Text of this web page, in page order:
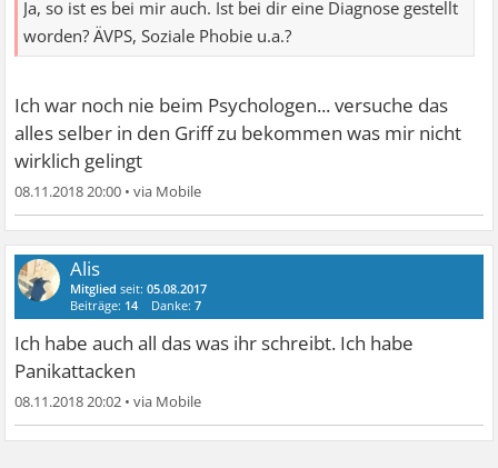
Ja, so ist es bei mir auch. Ist bei dir eine Diagnose gestellt
worden? ÄVPS, Soziale Phobie u.a.?
Ich war noch nie beim Psychologen... versuche das
alles selber in den Griff zu bekommen was mir nicht
wirklich gelingt
08.11.2018 20:00 •
Alis
Mitglied seit:05.08.2017
Beiträge: 14 Danke:7
Ich habe auch all das was ihr schreibt. Ich habe
Panikattacken
08.11.2018 20:02 •